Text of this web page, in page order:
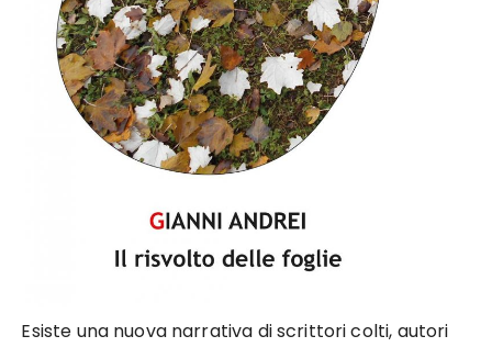
Esiste una nuova narrativa di scrittori colti, autori